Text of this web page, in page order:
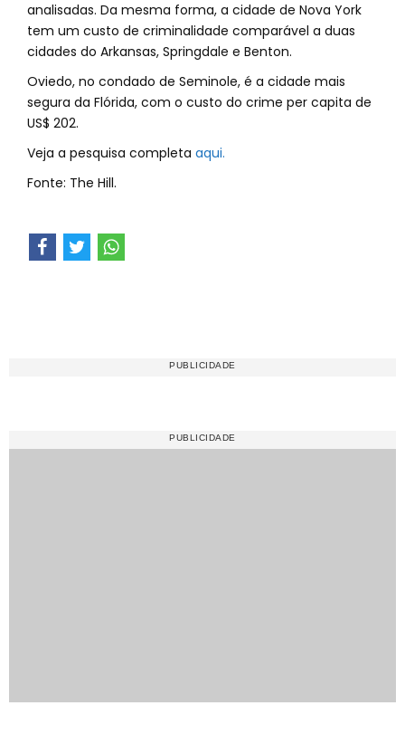
analisadas. Da mesma forma, a cidade de Nova York
tem um custo de criminalidade comparável a duas
cidades do Arkansas, Springdale e Benton.
Oviedo, no condado de Seminole, é a cidade mais
segura da Flórida, com o custo do crime per capita de
US$ 202.
Veja a pesquisa completa aqui.
Fonte: The Hill.